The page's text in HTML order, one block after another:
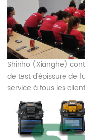
Shinho (Xianghe)
de test d'épissure de
service à tous les